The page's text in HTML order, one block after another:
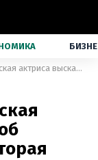
Мне ее жаль, – украинская актриса высказалась об изменнице Безрук, которая живет в России